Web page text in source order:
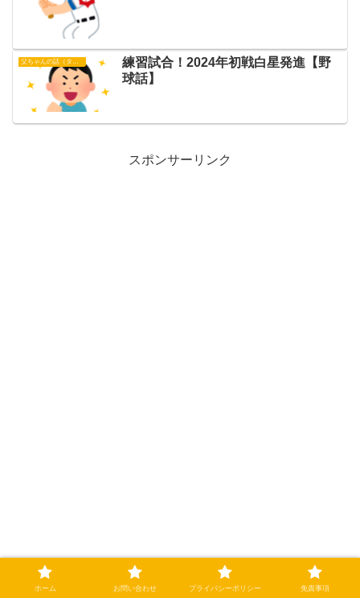
父ちゃんの話（タイガース）
練習試合！2024年初戦白星発進【野
球話】
スポンサーリンク
コメント
ホーム お問い合わせ プライバシーポリシー 免責事項